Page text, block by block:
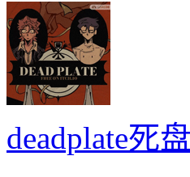
deadplate死